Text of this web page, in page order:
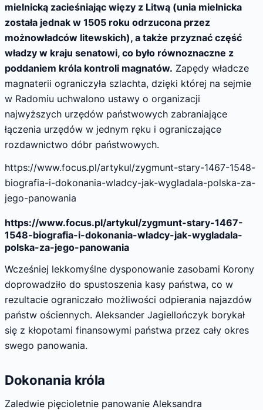
mielnicką zacieśniając więzy z Litwą (unia mielnicka
została jednak w 1505 roku odrzucona przez
możnowładców litewskich), a także przyznać część
władzy w kraju senatowi, co było równoznaczne z
poddaniem króla kontroli magnatów. Zapędy władcze
magnaterii ograniczyła szlachta, dzięki której na sejmie
w Radomiu uchwalono ustawy o organizacji
najwyższych urzędów państwowych zabraniające
łączenia urzędów w jednym ręku i ograniczające
rozdawnictwo dóbr państwowych.
https://www.focus.pl/artykul/zygmunt-stary-1467-1548-
biografia-i-dokonania-wladcy-jak-wygladala-polska-za-
jego-panowania
https://www.focus.pl/artykul/zygmunt-stary-1467-
1548-biografia-i-dokonania-wladcy-jak-wygladala-
polska-za-jego-panowania
Wcześniej lekkomyślne dysponowanie zasobami Korony
doprowadziło do spustoszenia kasy państwa, co w
rezultacie ograniczało możliwości odpierania najazdów
państw ościennych. Aleksander Jagiellończyk borykał
się z kłopotami finansowymi państwa przez cały okres
swego panowania.
Dokonania króla
Zaledwie pięcioletnie panowanie Aleksandra